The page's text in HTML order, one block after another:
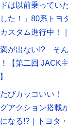
ドは以前乗ってい
た！」80系トヨ
スタム進行中！
が出ない!? そ
【第二回 JACK
びカッコいい！
アクション搭載
なる!?｜トヨタ